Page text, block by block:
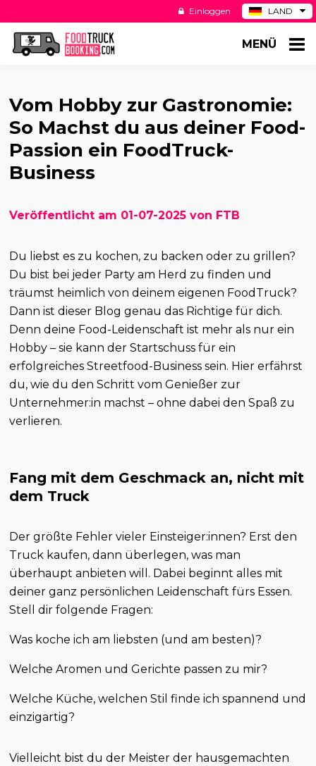
LAND
ES
Einloggen
MENÜ
Vom Hobby zur Gastronomie:
So Machst du aus deiner Food-
Passion ein FoodTruck-
Business
Veröffentlicht am 01-07-2025 von FTB
Du liebst es zu kochen, zu backen oder zu grillen?
Du bist bei jeder Party am Herd zu finden und
träumst heimlich von deinem eigenen FoodTruck?
Dann ist dieser Blog genau das Richtige für dich.
Denn deine Food-Leidenschaft ist mehr als nur ein
Hobby – sie kann der Startschuss für ein
erfolgreiches Streetfood-Business sein. Hier erfährst
du, wie du den Schritt vom Genießer zur
Unternehmer:in machst – ohne dabei den Spaß zu
verlieren.
Fang mit dem Geschmack an, nicht mit
dem Truck
Der größte Fehler vieler Einsteiger:innen? Erst den
Truck kaufen, dann überlegen, was man
überhaupt anbieten will. Dabei beginnt alles mit
deiner ganz persönlichen Leidenschaft fürs Essen.
Stell dir folgende Fragen:
Was koche ich am liebsten (und am besten)?
Welche Aromen und Gerichte passen zu mir?
Welche Küche, welchen Stil finde ich spannend und
einzigartig?
Vielleicht bist du der Meister der hausgemachten